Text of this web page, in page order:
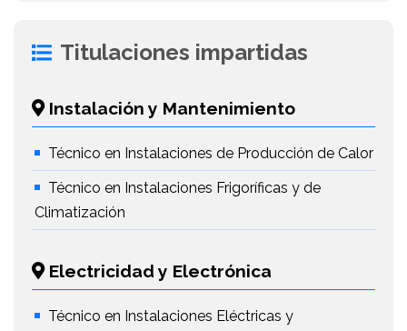
Titulaciones impartidas
Instalación y Mantenimiento
Técnico en Instalaciones de Producción de Calor
Técnico en Instalaciones Frigoríficas y de
Climatización
Electricidad y Electrónica
Técnico en Instalaciones Eléctricas y